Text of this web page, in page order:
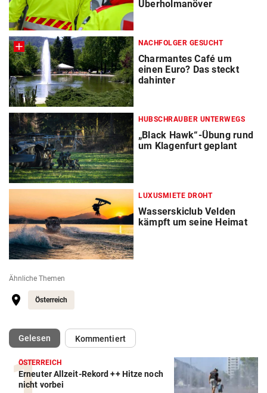
Überholmanöver
NACHFOLGER GESUCHT
Charmantes Café um
einen Euro? Das steckt
dahinter
HUBSCHRAUBER UNTERWEGS
„Black Hawk“-Übung rund
um Klagenfurt geplant
LUXUSMIETE DROHT
Wasserskiclub Velden
kämpft um seine Heimat
Ähnliche Themen
Österreich
Gelesen(ausgewählt)Kommentiert
ÖSTERREICH
Erneuter Allzeit-Rekord ++ Hitze noch
nicht vorbei